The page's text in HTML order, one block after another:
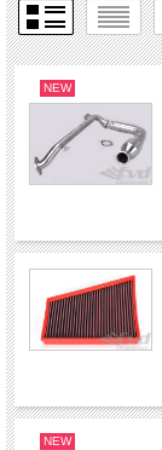
NEW
NEW